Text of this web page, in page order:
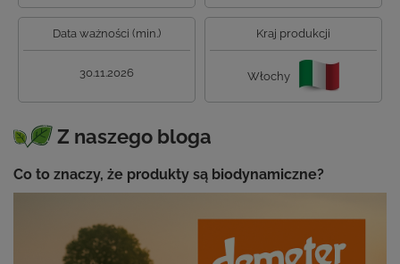
Data ważności (min.)
30.11.2026
Kraj produkcji
Włochy
Z naszego bloga
Co to znaczy, że produkty są biodynamiczne?